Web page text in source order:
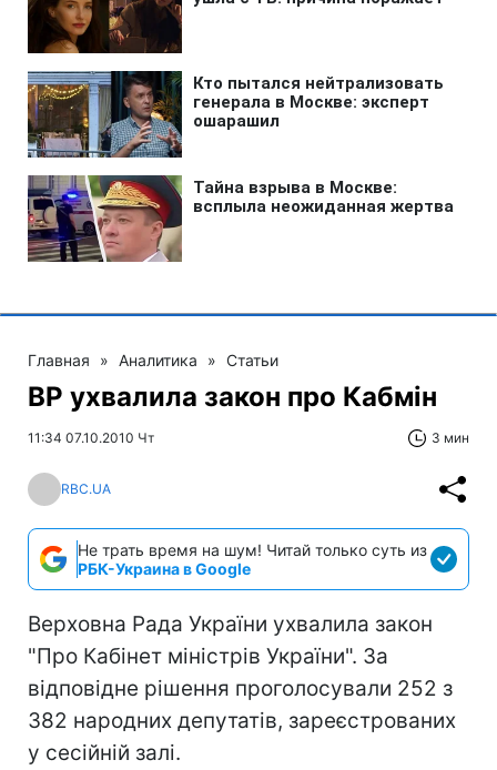
Главная » Аналитика » Статьи
ВР ухвалила закон про Кабмін
11:34 07.10.2010 Чт 3 мин
RBC.UA
Не трать время на шум! Читай только суть из
РБК-Украина в Google
Верховна Рада України ухвалила закон
"Про Кабінет міністрів України". За
відповідне рішення проголосували 252 з
382 народних депутатів, зареєстрованих
у сесійній залі.